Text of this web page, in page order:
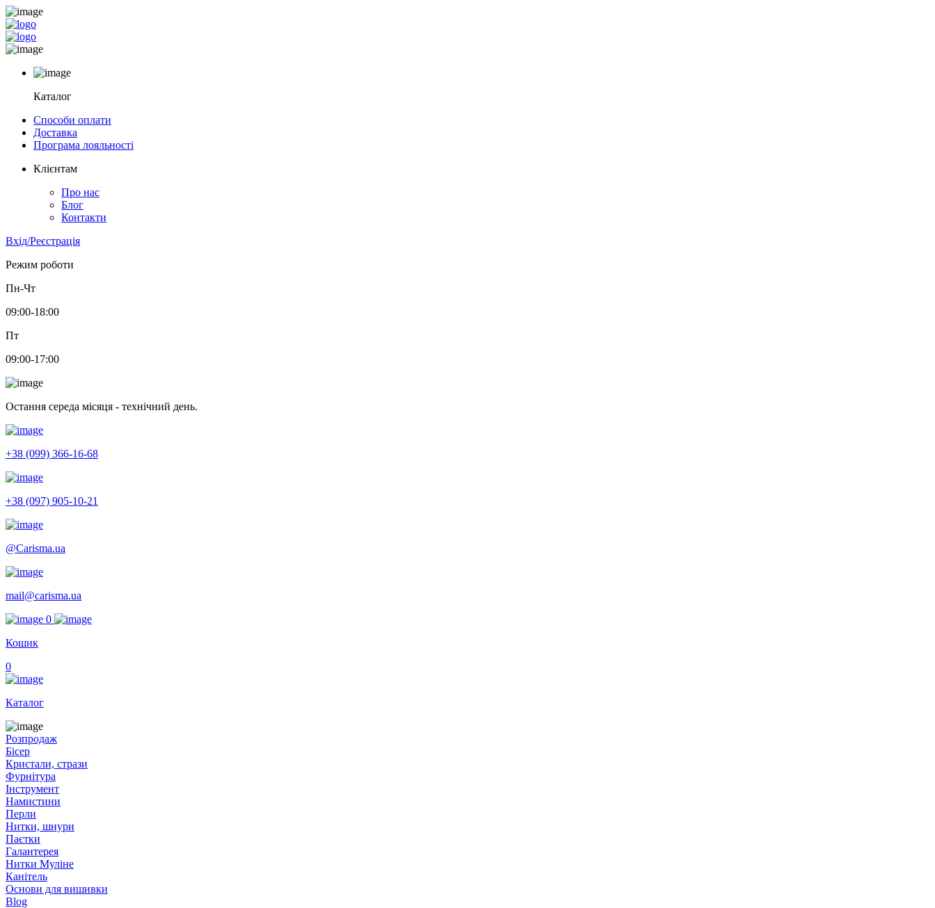
Каталог
Способи оплати
Доставка
Програма лояльності
Клієнтам
Про нас
Блог
Контакти
Вхід/Реєстрація
Режим роботи
Пн-Чт
09:00-18:00
Пт
09:00-17:00
Остання середа місяця - технічний день.
+38 (099) 366-16-68
+38 (097) 905-10-21
@Carisma.ua
mail@carisma.ua
0
Кошик
0
Каталог
Розпродаж
Бісер
Кристали, стрази
Фурнітура
Інструмент
Намистини
Перли
Нитки, шнури
Паєтки
Галантерея
Нитки Муліне
Канітель
Основи для вишивки
Blog